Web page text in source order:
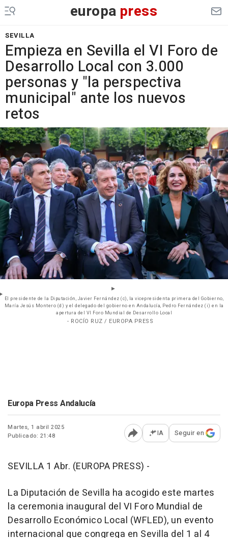
europa press
SEVILLA
Empieza en Sevilla el VI Foro de
Desarrollo Local con 3.000
personas y "la perspectiva
municipal" ante los nuevos
retos
El presidente de la Diputación, Javier Fernández (c), la vicepresidenta primera del Gobierno,
María Jesús Montero (d) y el delegado del gobierno en Andalucía, Pedro Fernández (i) en la
apertura del VI Foro Mundial de Desarrollo Local
- ROCÍO RUZ / EUROPA PRESS
Europa Press Andalucía
Martes, 1 abril 2025
Publicado: 21:48
Abrir opciones para
IA Seguir en
SEVILLA 1 Abr. (EUROPA PRESS) -
La Diputación de Sevilla ha acogido este martes
la ceremonia inaugural del VI Foro Mundial de
Desarrollo Económico Local (WFLED), un evento
internacional que congrega en Sevilla del 1 al 4